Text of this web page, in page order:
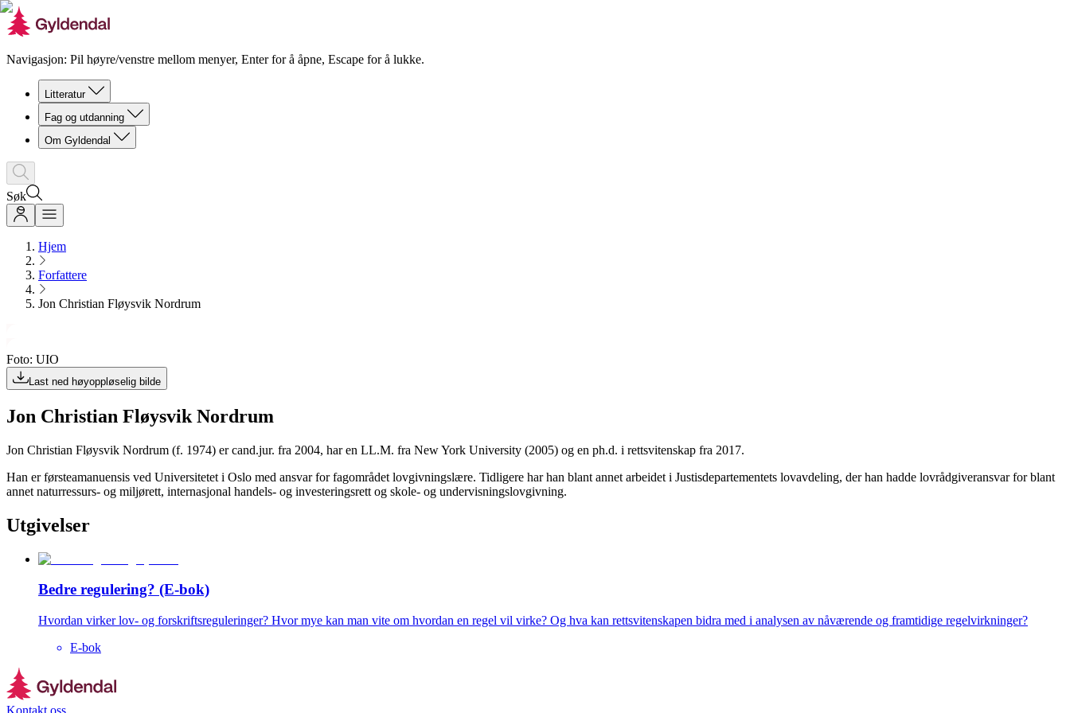
Navigasjon: Pil høyre/venstre mellom menyer, Enter for å åpne, Escape for å lukke.
Litteratur
Fag og utdanning
Om Gyldendal
Søk
Hjem
Forfattere
Jon Christian Fløysvik Nordrum
Foto: UIO
Last ned høyoppløselig bilde
Jon Christian Fløysvik Nordrum
Jon Christian Fløysvik Nordrum (f. 1974) er cand.jur. fra 2004, har en LL.M. fra New York University (2005) og en ph.d. i rettsvitenskap fra 2017.
Han er førsteamanuensis ved Universitetet i Oslo med ansvar for fagområdet lovgivningslære. Tidligere har han blant annet arbeidet i Justisdepartementets lovavdeling, der han hadde lovrådgiveransvar for blant
annet naturressurs- og miljørett, internasjonal handels- og investeringsrett og skole- og undervisningslovgivning.
Utgivelser
Bedre regulering? (E-bok)
Hvordan virker lov- og forskriftsreguleringer? Hvor mye kan man vite om hvordan en regel vil virke? Og hva kan rettsvitenskapen bidra med i analysen av nåværende og framtidige regelvirkninger?
E-bok
Kontakt oss